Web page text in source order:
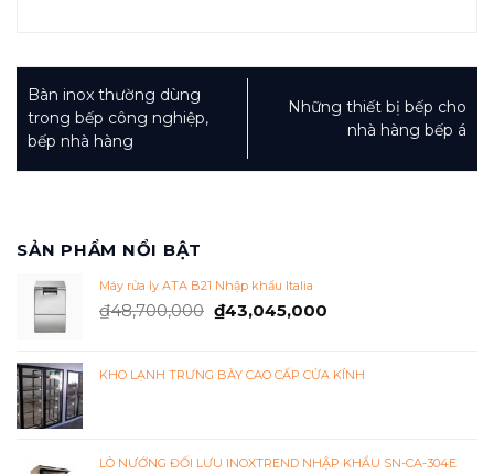
Bàn inox thường dùng
trong bếp công nghiệp,
bếp nhà hàng
Những thiết bị bếp cho
nhà hàng bếp á
SẢN PHẨM NỔI BẬT
Máy rửa ly ATA B21 Nhập khẩu Italia
₫48,700,000 ₫43,045,000
KHO LẠNH TRƯNG BÀY CAO CẤP CỬA KÍNH
LÒ NƯỚNG ĐỐI LƯU INOXTREND NHẬP KHẨU SN-CA-304E